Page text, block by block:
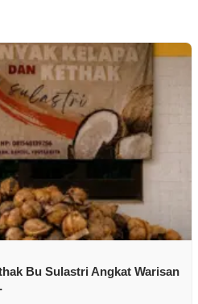
Bu Sulastri Angkat Warisan